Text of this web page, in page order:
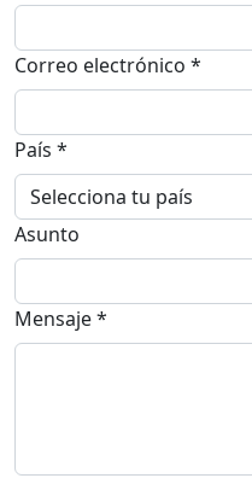
Correo electrónico *
País *
Asunto
Mensaje *